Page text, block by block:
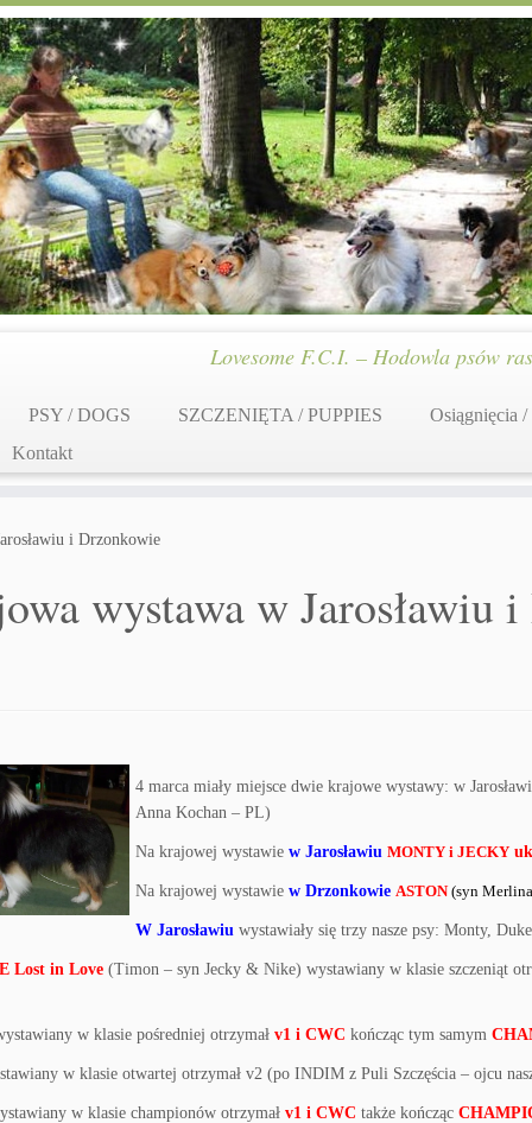
Lovesome F.C.I. – Hodowla psów
PSY / DOGS SZCZENIĘTA / PUPPIES
Osiągnięcia
Kontakt
i Drzonkowie
wystawa w Jarosławiu
4 marca miały miejsce dwie krajowe wystawy: w
Anna Kochan – PL)
Na krajowej wystawie w Jarosławiu MONTY i JECKY
Na krajowej wystawie w Drzonkowie ASTON(syn
W Jarosławiu wystawiały się trzy nasze psy: Monty,
Lost in Love (Timon – syn Jecky & Nike) wystawiany w klasie szczeniąt
w klasie pośredniej otrzymał v1 i CWC kończąc tym samym
w klasie otwartej otrzymał v2 (po INDIM z Puli Szczęścia – ojcu
w klasie championów otrzymał v1 i CWC także kończąc